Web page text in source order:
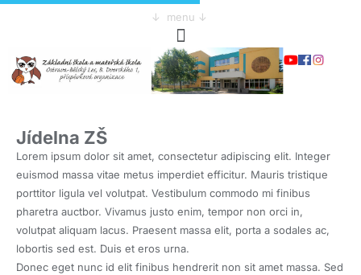
↓ menu ↓
Jídelna ZŠ
Lorem ipsum dolor sit amet, consectetur adipiscing elit. Integer
euismod massa vitae metus imperdiet efficitur. Mauris tristique
porttitor ligula vel volutpat. Vestibulum commodo mi finibus
pharetra auctbor. Vivamus justo enim, tempor non orci in,
volutpat aliquam lacus. Praesent massa elit, porta a sodales ac,
lobortis sed est. Duis et eros urna.
Donec eget nunc id elit finibus hendrerit non sit amet massa. Sed